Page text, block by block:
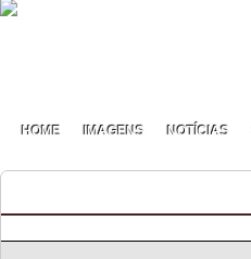
HOME IMAGENS NOTÍCIAS